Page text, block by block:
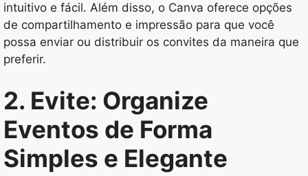
intuitivo e fácil. Além disso, o Canva oferece opções
de compartilhamento e impressão para que você
possa enviar ou distribuir os convites da maneira que
preferir.
2. Evite: Organize
Eventos de Forma
Simples e Elegante